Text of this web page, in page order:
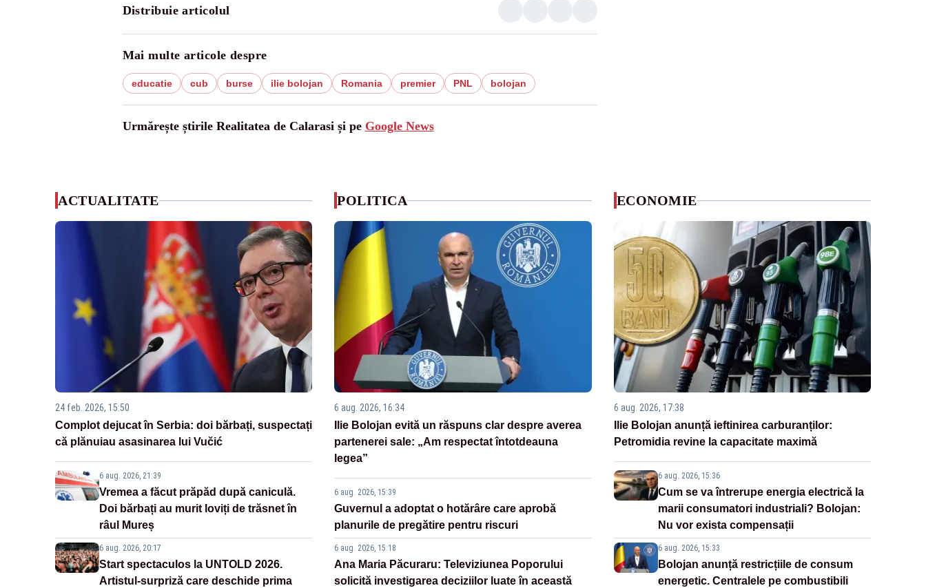
Distribuie articolul
Mai multe articole despre
educatie cub burse ilie bolojan Romania premier PNL bolojan
Urmărește știrile Realitatea de Calarasi și pe Google News
ACTUALITATE
24 feb. 2026, 15:50
Complot dejucat în Serbia: doi bărbați, suspectați
că plănuiau asasinarea lui Vučić
6 aug. 2026, 21:39
Vremea a făcut prăpăd după caniculă.
Doi bărbați au murit loviți de trăsnet în
râul Mureș
6 aug. 2026, 20:17
Start spectaculos la UNTOLD 2026.
Artistul-surpriză care deschide prima
POLITICA
6 aug. 2026, 16:34
Ilie Bolojan evită un răspuns clar despre averea
partenerei sale: „Am respectat întotdeauna
legea”
6 aug. 2026, 15:39
Guvernul a adoptat o hotărâre care aprobă
planurile de pregătire pentru riscuri
6 aug. 2026, 15:18
Ana Maria Păcuraru: Televiziunea Poporului
solicită investigarea deciziilor luate în această
ECONOMIE
6 aug. 2026, 17:38
Ilie Bolojan anunță ieftinirea carburanților:
Petromidia revine la capacitate maximă
6 aug. 2026, 15:36
Cum se va întrerupe energia electrică la
marii consumatori industriali? Bolojan:
Nu vor exista compensații
6 aug. 2026, 15:33
Bolojan anunță restricțiile de consum
energetic. Centralele pe combustibili